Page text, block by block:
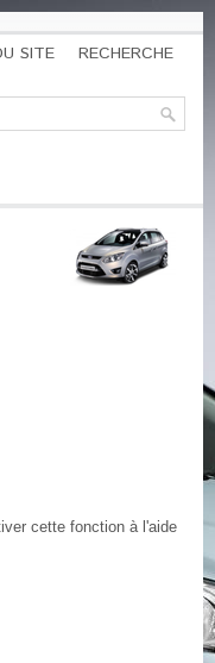
SITE RECHERCHE
cette fonction à l'aide